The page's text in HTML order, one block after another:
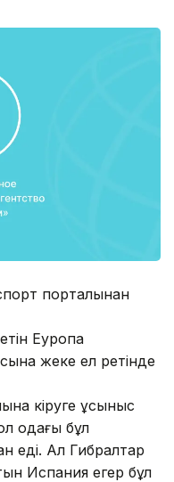
порталынан
Еуропа
жеке ел ретінде
кіруге ұсыныс
одағы бұл
еді. Ал Гибралтар
Испания егер бұл